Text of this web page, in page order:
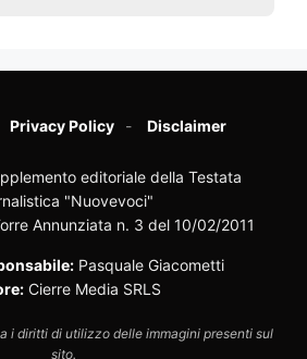
Privacy Policy Disclaimer
editoriale della Testata
"Nuovevoci"
Annunziata n. 3 del 10/02/2011
Pasquale Giacometti
Cierre Media SRLS
i diritti di utilizzo delle immagini presenti sul
sito.